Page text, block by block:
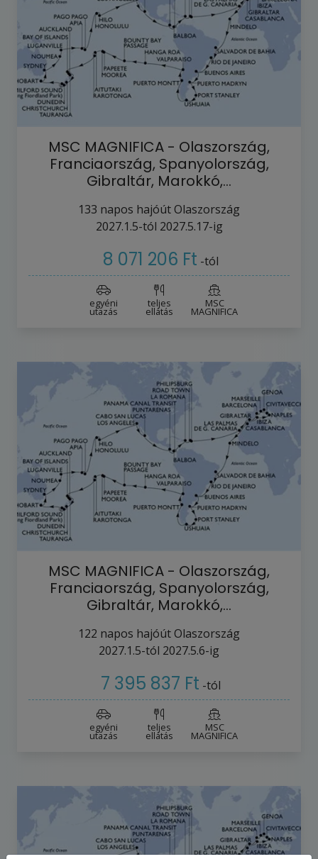
MSC MAGNIFICA - Olaszország,
Franciaország, Spanyolország,
Gibraltár, Marokkó,…
133 napos hajóútOlaszország
2027.1.5-tól 2027.5.17-ig
8 071 206 Ft -tól
egyéni
utazás
teljes
ellátás
MSC
MAGNIFICA
MSC MAGNIFICA - Olaszország,
Franciaország, Spanyolország,
Gibraltár, Marokkó,…
122 napos hajóútOlaszország
2027.1.5-tól 2027.5.6-ig
7 395 837 Ft -tól
egyéni
utazás
teljes
ellátás
MSC
MAGNIFICA